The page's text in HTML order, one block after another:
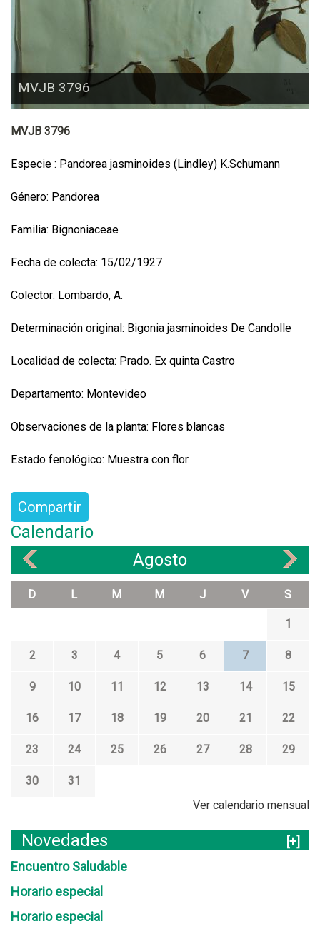
MVJB 3796
MVJB 3796
Especie : Pandorea jasminoides (Lindley) K.Schumann
Género: Pandorea
Familia: Bignoniaceae
Fecha de colecta: 15/02/1927
Colector: Lombardo, A.
Determinación original: Bigonia jasminoides De Candolle
Localidad de colecta: Prado. Ex quinta Castro
Departamento: Montevideo
Observaciones de la planta: Flores blancas
Estado fenológico: Muestra con flor.
Compartir
Calendario
Agosto
D L M M J V S
1
2 3 4 5 6 7 8
9 10 11 12 13 14 15
16 17 18 19 20 21 22
23 24 25 26 27 28 29
30
31
Ver calendario mensual
Novedades
[+]
Encuentro Saludable
Horario especial
Horario especial